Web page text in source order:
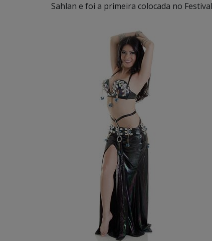
Sahlan e foi a primeira colocada no